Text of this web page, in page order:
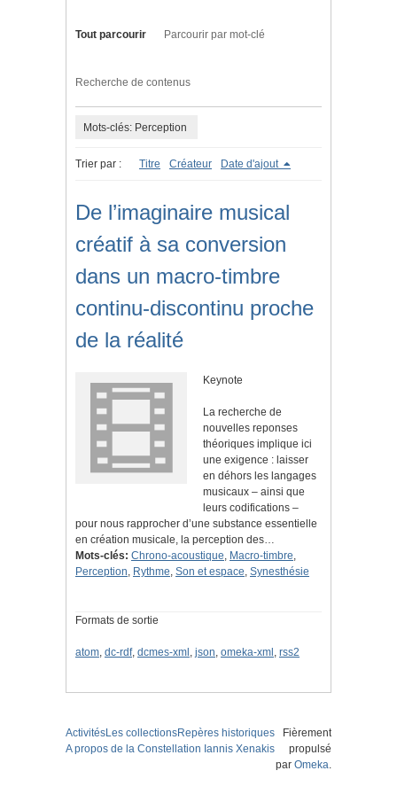
Tout parcourir Parcourir par mot-clé
Recherche de contenus
Mots-clés: Perception
Trier par : Titre Créateur Date d'ajout
De l’imaginaire musical
créatif à sa conversion
dans un macro-timbre
continu-discontinu proche
de la réalité
Keynote
La recherche de
nouvelles reponses
théoriques implique ici
une exigence : laisser
en déhors les langages
musicaux – ainsi que
leurs codifications –
pour nous rapprocher d’une substance essentielle
en création musicale, la perception des…
Mots-clés: Chrono-acoustique, Macro-timbre,
Perception, Rythme, Son et espace, Synesthésie
Formats de sortie
atom, dc-rdf, dcmes-xml , json, omeka-xml , rss2
ActivitésLes collectionsRepères historiques
A propos de la Constellation Iannis Xenakis
Fièrement
propulsé
par Omeka.